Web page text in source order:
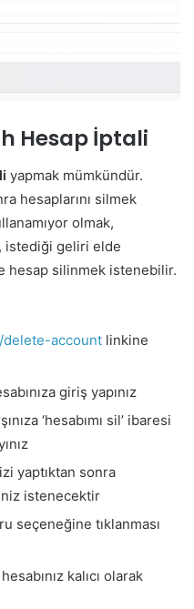
Hesap İptali
yapmak mümkündür.
hesaplarını silmek
olmak,
istediği geliri elde
hesap silinmek istenebilir.
account linkine
giriş yapınız
‘hesabımı sil’ ibaresi
yaptıktan sonra
istenecektir
seçeneğine tıklanması
kalıcı olarak